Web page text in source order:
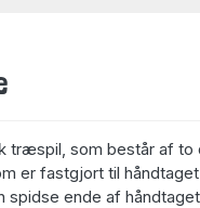
træspil, som består af to
er fastgjort til
spidse ende af